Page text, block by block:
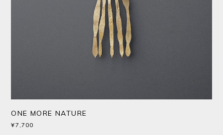
ONE MORE NATURE
¥7,700